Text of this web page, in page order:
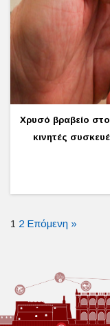
Χρυσό βραβείο
κινητές
1 2 Επόμενη »